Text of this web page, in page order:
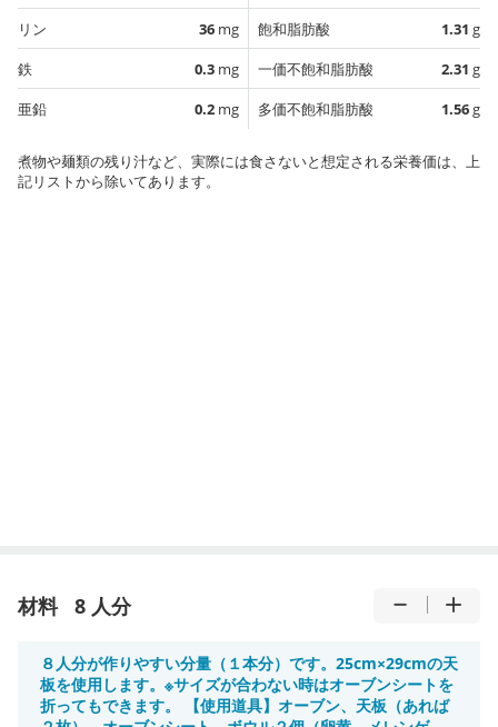
リン
36 mg
鉄
0.3 mg
亜鉛
0.2 mg
飽和脂肪酸
1.31 g
一価不飽和脂肪酸
2.31 g
多価不飽和脂肪酸
1.56g
煮物や麺類の残り汁など、実際には食さないと想定される栄養価は、上
記リストから除いてあります。
材料 8 人分
８人分が作りやすい分量（１本分）です。25cm×29cmの天
板を使用します。※サイズが合わない時はオーブンシートを
折ってもできます。 【使用道具】オーブン、天板（あれば